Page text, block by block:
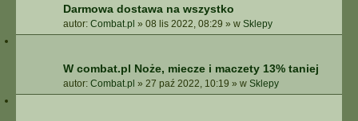
Darmowa dostawa na wszystko
autor: Combat.pl » 08 lis 2022, 08:29 » w Sklepy
W combat.pl Noże, miecze i maczety 13% taniej
autor: Combat.pl » 27 paź 2022, 10:19 » w Sklepy